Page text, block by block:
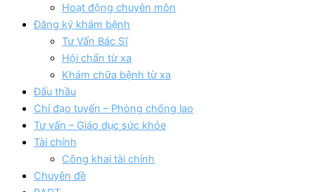
Hoạt động chuyên môn
Đăng ký khám bệnh
Tư Vấn Bác Sĩ
Hội chẩn từ xa
Khám chữa bệnh từ xa
Đấu thầu
Chỉ đạo tuyến – Phòng chống lao
Tư vấn – Giáo dục sức khỏe
Tài chính
Công khai tài chính
Chuyên đề